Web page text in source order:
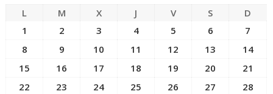
L M X J V S
D
1
2 3 4 5 6
7
8
9 10 11 12 13
14
15
16 17 18 19 20
21
22
23 24 25 26 27
28